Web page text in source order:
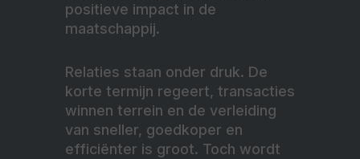
positieve impact in de
maatschappij.
Relaties staan onder druk. De
korte termijn regeert, transacties
winnen terrein en de verleiding
van sneller, goedkoper en
efficiënter is groot. Toch wordt